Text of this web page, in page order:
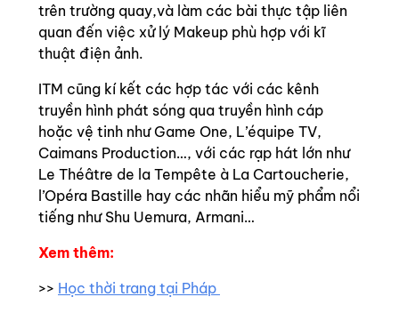
trên trường quay,và làm các bài thực tập liên
quan đến việc xử lý Makeup phù hợp với kĩ
thuật điện ảnh.
ITM cũng kí kết các hợp tác với các kênh
truyền hình phát sóng qua truyền hình cáp
hoặc vệ tinh như Game One, L’équipe TV,
Caimans Production…, với các rạp hát lớn như
Le Théâtre de la Tempête à La Cartoucherie,
l’Opéra Bastille hay các nhãn hiểu mỹ phẩm nổi
tiếng như Shu Uemura, Armani…
Xem thêm:
>> Học thời trang tại Pháp